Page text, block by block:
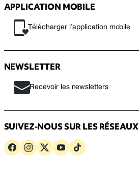
APPLICATION MOBILE
Télécharger l’application mobile
NEWSLETTER
Recevoir les newsletters
SUIVEZ-NOUS SUR LES RÉSEAUX